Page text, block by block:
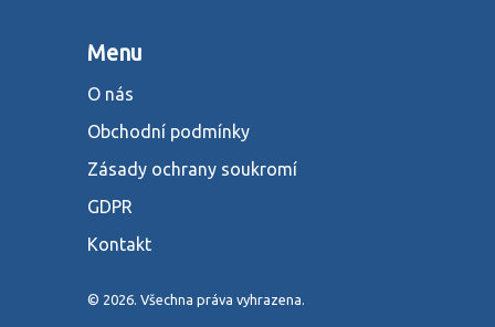
Menu
O nás
Obchodní podmínky
Zásady ochrany soukromí
GDPR
Kontakt
© 2026. Všechna práva vyhrazena.